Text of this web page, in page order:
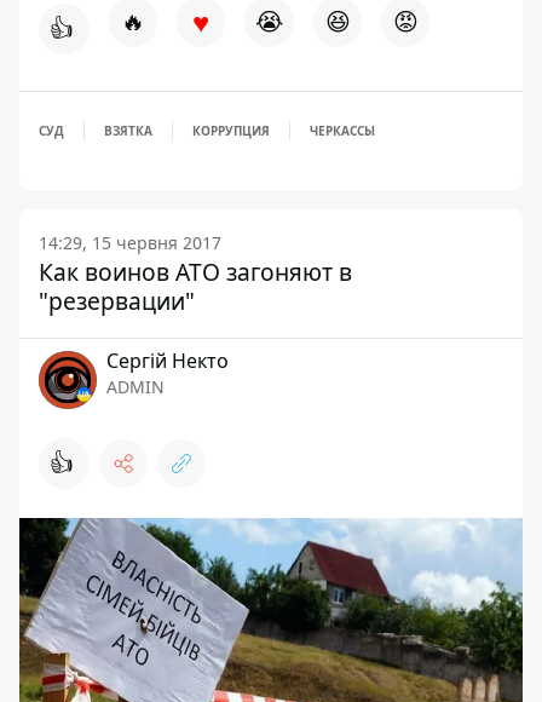
👍 🔥 ♥ 😭 😆 😡
СУД ВЗЯТКА КОРРУПЦИЯ ЧЕРКАССЫ
14:29, 15 червня 2017
Как воинов АТО загоняют в
"резервации"
Сергій Некто
ADMIN
👍